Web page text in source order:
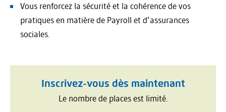
Vous renforcez la sécurité et la cohérence de vos
pratiques en matière de Payroll et d’assurances
sociales.
Inscrivez-vous dès maintenant
Le nombre de places est limité.